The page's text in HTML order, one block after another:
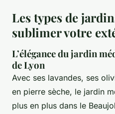
Les types de
sublimer votre
L’élégance du jardin
de Lyon
Avec ses lavandes, ses
en pierre sèche, le jardin
plus en plus dans le